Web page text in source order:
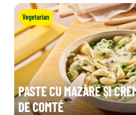
Vegetarian
PASTE CU MAZĂRE ȘI
DE COMTÉ